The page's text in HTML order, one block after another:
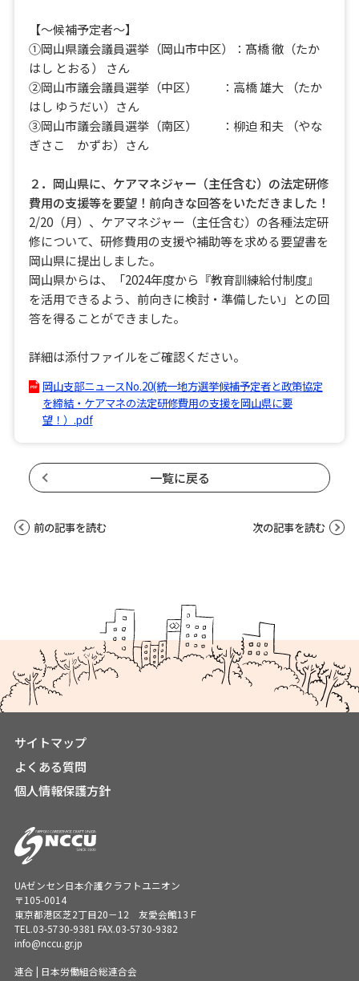
【～候補予定者～】
①岡山県議会議員選挙（岡山市中区）：髙橋 徹（たか
はし とおる） さん
②岡山市議会議員選挙（中区） ：高橋 雄大 （たか
はし ゆうだい）さん
③岡山市議会議員選挙（南区） ：柳迫 和夫 （やな
ぎさこ かずお）さん
２．岡山県に、ケアマネジャー（主任含む）の法定研修
費用の支援等を要望！前向きな回答をいただきました！
2/20（月）、ケアマネジャー（主任含む）の各種法定研
修について、研修費用の支援や補助等を求める要望書を
岡山県に提出しました。
岡山県からは、「2024年度から『教育訓練給付制度』
を活用できるよう、前向きに検討・準備したい」との回
答を得ることができました。
詳細は添付ファイルをご確認ください。
岡山支部ニュースNo.20(統一地方選挙候補予定者と政策協定
を締結・ケアマネの法定研修費用の支援を岡山県に要
望！）.pdf
一覧に戻る
前の記事を読む 次の記事を読む
サイトマップ
よくある質問
個人情報保護方針
UAゼンセン日本介護クラフトユニオン
〒105-0014
東京都港区芝2丁目20－12 友愛会館13Ｆ
TEL.03-5730-9381 FAX.03-5730-9382
info@nccu.gr.jp
連合 | 日本労働組合総連合会